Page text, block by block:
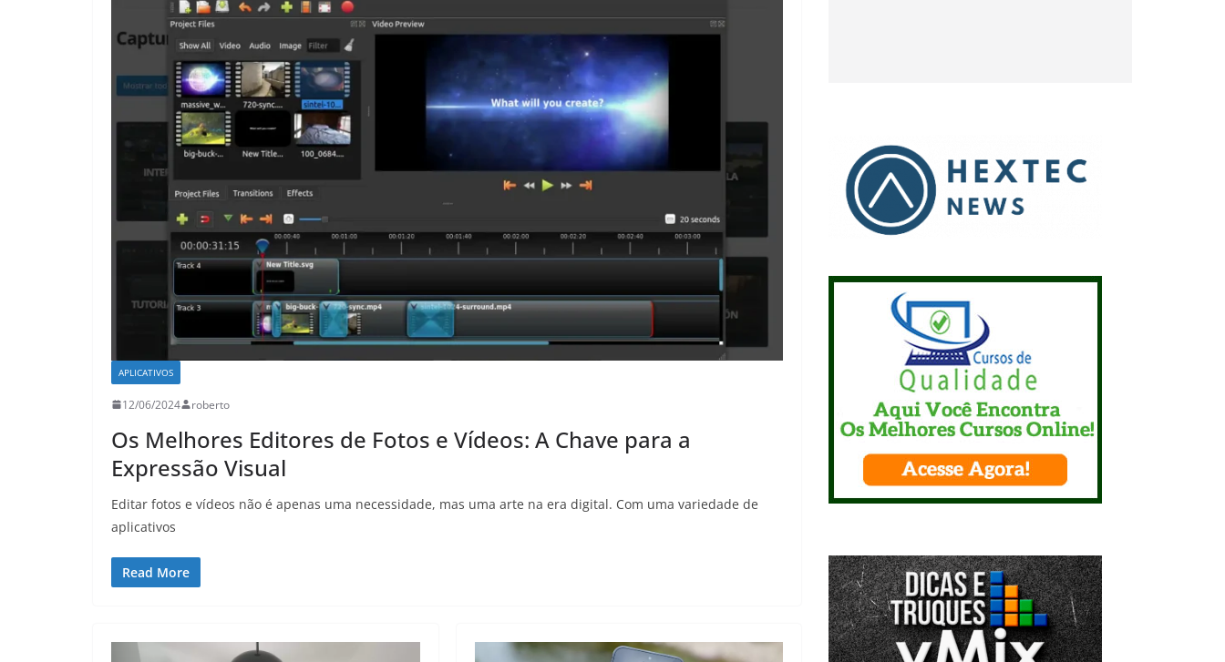
APLICATIVOS
12/06/2024 roberto
Os Melhores Editores de Fotos e Vídeos: A Chave para a
Expressão Visual
Editar fotos e vídeos não é apenas uma necessidade, mas uma arte na era digital. Com uma variedade de
aplicativos
Read More